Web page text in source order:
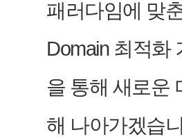
패러다임에 맞
Domain 최적화
을 통해 새로운
해 나아가겠습